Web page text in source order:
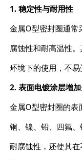
1. 稳定性与耐用性
金属O型密封圈通常
腐蚀性和耐高温性
环境下的使用，不易
2. 表面电镀涂层增
金属O型密封圈的表
铜、镍、铅、四氟
耐腐蚀性，还使其